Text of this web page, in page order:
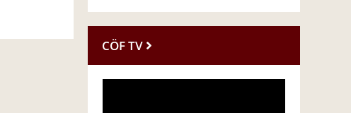
CÖF TV